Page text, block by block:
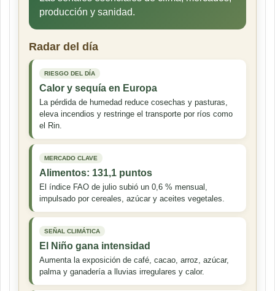
producción y sanidad.
Radar del día
RIESGO DEL DÍA
Calor y sequía en Europa
La pérdida de humedad reduce cosechas y pasturas,
eleva incendios y restringe el transporte por ríos como
el Rin.
MERCADO CLAVE
Alimentos: 131,1 puntos
El índice FAO de julio subió un 0,6 % mensual,
impulsado por cereales, azúcar y aceites vegetales.
SEÑAL CLIMÁTICA
El Niño gana intensidad
Aumenta la exposición de café, cacao, arroz, azúcar,
palma y ganadería a lluvias irregulares y calor.